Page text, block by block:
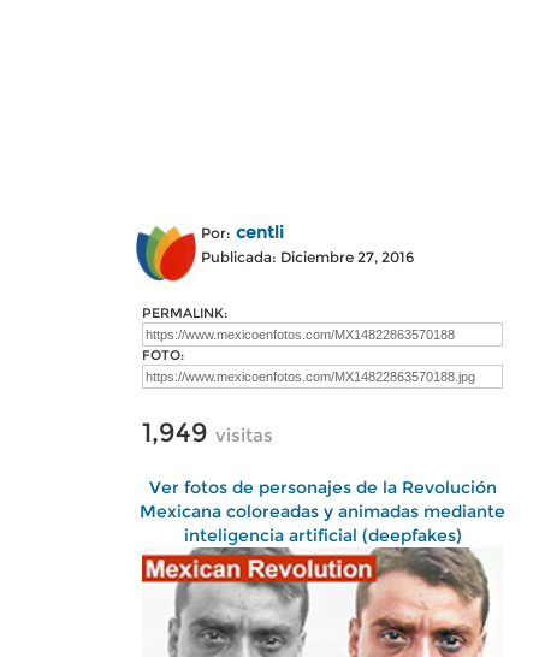
Por: centli
Publicada: Diciembre 27, 2016
PERMALINK:
FOTO:
1,949 visitas
Ver fotos de personajes de la Revolución
Mexicana coloreadas y animadas mediante
inteligencia artificial (deepfakes)